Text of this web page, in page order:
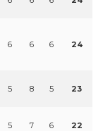
6 6 6 24
5 8 5 23
5 7 6 22